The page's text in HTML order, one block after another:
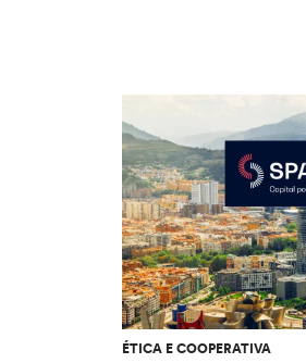
ÉTICA E COOPERATIVA